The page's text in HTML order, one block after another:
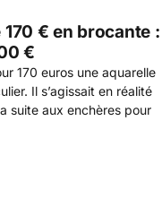
€ en brocante :
€
170 euros une aquarelle
Il s’agissait en réalité
suite aux enchères pour